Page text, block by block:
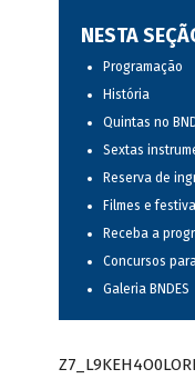
NESTA
Programação
História
Quintas no
Sextas
Reserva de
Filmes e
Receba a
Concursos
Galeria BNDES